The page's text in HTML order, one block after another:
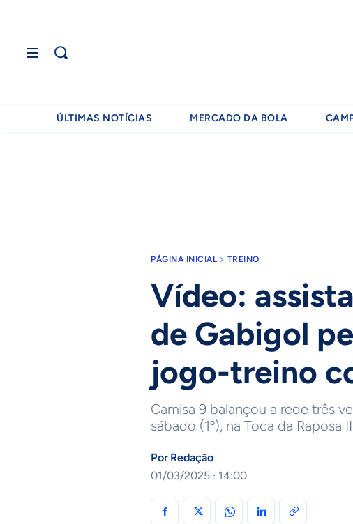
ÚLTIMAS NOTÍCIAS MERCADO DA BOLA
PÁGINA INICIAL TREINO
Vídeo:
de Gabigol
jogo-treino
Camisa 9 balançou a rede três
sábado (1º), na Toca da Raposa II
Por Redação
01/03/2025 · 14:00